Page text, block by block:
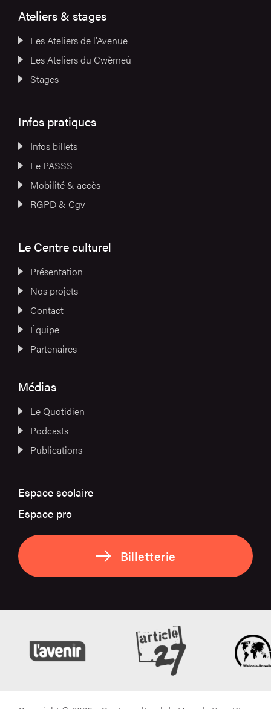
Ateliers & stages
Les Ateliers de l’Avenue
Les Ateliers du Cwèrneû
Stages
Infos pratiques
Infos billets
Le PASSS
Mobilité & accès
RGPD & Cgv
Le Centre culturel
Présentation
Nos projets
Contact
Équipe
Partenaires
Médias
Le Quotidien
Podcasts
Publications
Espace scolaire
Espace pro
Billetterie